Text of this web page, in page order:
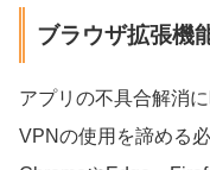
ブラウザ拡張機
アプリの不具合解消
VPNの使用を諦める